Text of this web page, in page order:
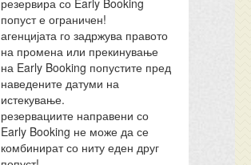
резервира со Early Booking
попуст е ограничен!
агенцијата го задржува правото
на промена или прекинување
на Early Booking попустите пред
наведените датуми на
истекување.
резервациите направени со
Early Booking не може да се
комбинират со ниту еден друг